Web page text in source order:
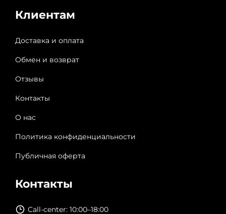
Клиентам
Доставка и оплата
Обмен и возврат
Отзывы
Контакты
О нас
Политика конфиденциальности
Публичная оферта
Контакты
Call-center: 10:00–18:00